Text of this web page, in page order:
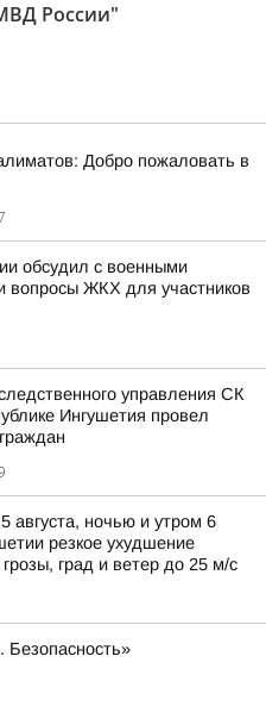
России"
Добро пожаловать в
обсудил с военными
вопросы ЖКХ для участников
управления СК
Ингушетия провел
августа, ночью и утром 6
резкое ухудшение
град и ветер до 25 м/с
Безопасность»